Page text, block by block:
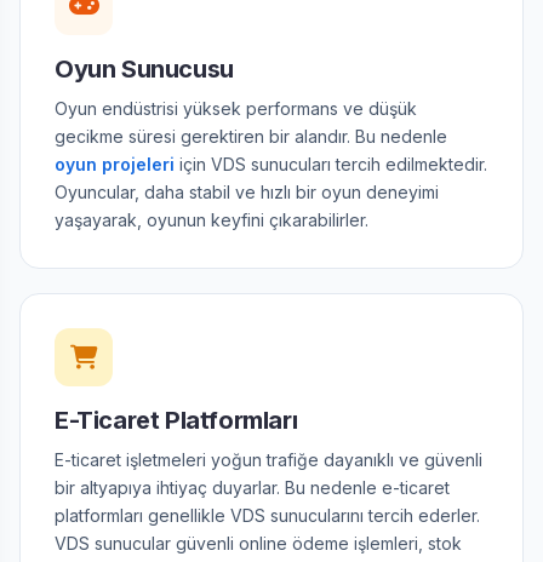
Oyun Sunucusu
Oyun endüstrisi yüksek performans ve düşük
gecikme süresi gerektiren bir alandır. Bu nedenle
oyun projeleri için VDS sunucuları tercih edilmektedir.
Oyuncular, daha stabil ve hızlı bir oyun deneyimi
yaşayarak, oyunun keyfini çıkarabilirler.
E-Ticaret Platformları
E-ticaret işletmeleri yoğun trafiğe dayanıklı ve güvenli
bir altyapıya ihtiyaç duyarlar. Bu nedenle e-ticaret
platformları genellikle VDS sunucularını tercih ederler.
VDS sunucular güvenli online ödeme işlemleri, stok